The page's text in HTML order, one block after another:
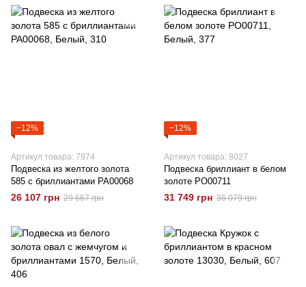
−12%
Артикул товара: 7974
Подвеска из желтого золота
585 с бриллиантами РА00068
26 107 грн 29 667 грн
−12%
Артикул товара: 8027
Подвеска бриллиант в белом
золоте РО00711
31 749 грн 36 079 грн